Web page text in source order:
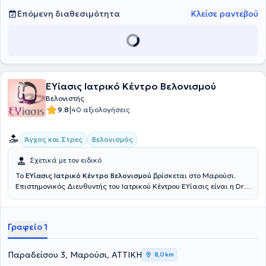
Επόμενη διαθεσιμότητα Κλείσε ραντεβού
ΕΥίασις Ιατρικό Κέντρο Βελονισμού
Βελονιστής
9.8|40 αξιολογήσεις
Άγχος και Στρες Βελονισμός
Σχετικά με τον ειδικό
Το ΕΥίασις Ιατρικό Κέντρο Βελονισμού βρίσκεται στο Μαρούσι.
Επιστημονικός Διευθυντής του Ιατρικού Κέντρου ΕΥίασις είναι η Dr.
Ωτορινολαρυγγολόγος, Νευροωτολόγος, Χειρουργός Κεφαλής και
αυτοάνοσα φλεγμονώδη νοσήματα, στην τοπογραφική και
λειτουργική νευροανατομία, στα σύνδρομα του νευρικού
συστήματος, στις παθήσεις του νεοφλοιού του εγκεφάλου, στην
διερεύνηση των διαταραχών της συνείδησης, στην αγκυλοποιητική
Γραφείο 1
Παραδείσου 3, Μαρούσι, ΑΤΤΙΚΗ 8,0 km